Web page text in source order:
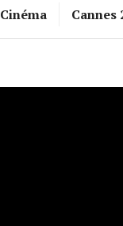
Cinéma Cannes